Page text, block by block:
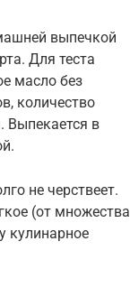
выпечкой
Для теста
масло без
количество
Выпекается в
не черствеет.
(от множества
кулинарное